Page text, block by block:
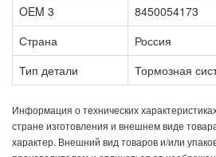
OEM 3
8450054173
Страна
Россия
Тип детали
Тормозная
Информация о технических
стране изготовления и внешнем виде
характер. Внешний вид товаров и/или